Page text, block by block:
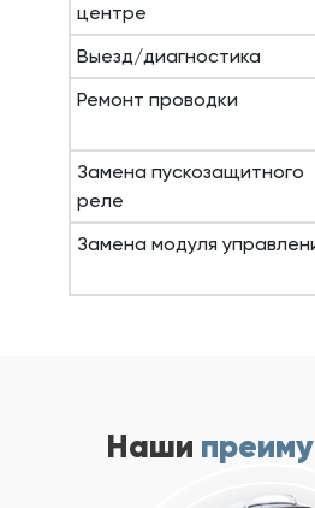
центре
Выезд/диагностика
Ремонт проводки
Замена пускозащитного
реле
Замена модуля
Наши